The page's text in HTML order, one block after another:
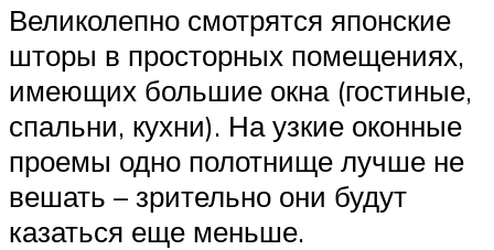
Великолепно смотрятся японские
шторы в просторных помещениях,
имеющих большие окна (гостиные,
спальни, кухни). На узкие оконные
проемы одно полотнище лучше не
вешать – зрительно они будут
казаться еще меньше.